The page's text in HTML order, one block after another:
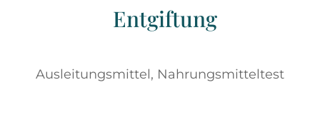
Entgiftung
Ausleitungsmittel, Nahrungsmitteltest